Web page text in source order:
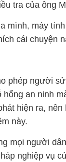
tra của ông
mình, máy
cái chuyện
phép người
an ninh
hiện ra, nên
này.
mọi người
nghiệp vụ